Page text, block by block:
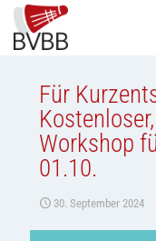
Für
Workshop
01.10.
30. September 2024